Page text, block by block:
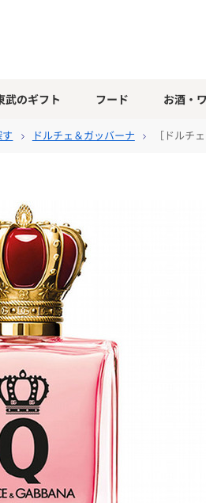
武のギフト フード お酒・
ドルチェ＆ガッバーナ ［ドルチ